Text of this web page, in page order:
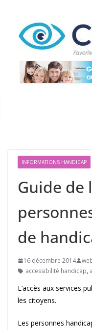
contenu
INFORMATIONS HANDICAP
Guide de
de
16 décembre 2014
accessibilité handicap,
L’accès aux services
les citoyens.
Les personnes